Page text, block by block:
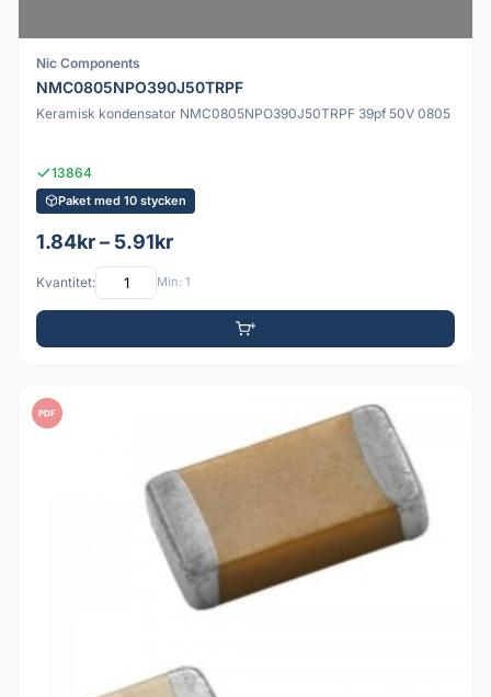
Nic Components
NMC0805NPO390J50TRPF
Keramisk kondensator NMC0805NPO390J50TRPF 39pf 50V 0805
13864
Paket med 10 stycken
1.84kr – 5.91kr
Kvantitet: Min: 1
PDF